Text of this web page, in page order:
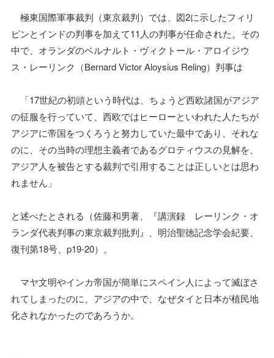
極東国際軍事裁判（東京裁判）では、図2に示したフィリ
ピンとインドの判事を加えて11人の判事が任命された。その
中で、オランダのベルナルト・ヴィクトール・アロイジウ
ス・レーリンク（Bernard Victor Aloysius Reling）判事は
「17世紀の初頭という時代は、ちょうど西欧諸国がアジア
の征服を行っていて、西欧ではヒーローといわれた人たちが
アジアに帝国をつくろうと努力していた最中であり、それな
のに、その当時の理想主義者であるグロティウスの見解を、
アジア人を被告とする裁判で引用することは正しいとは思わ
れません」
と述べたとされる（佐藤和男著、『講演録 レーリンク・オ
ランダ代表判事の東京裁判批判』、明治聖徳記念学会紀要、
復刊第18号、p19-20）。
マヤ文明やインカ帝国が簡単にスペイン人によって滅ぼさ
れてしまったのに、アジアの中で、なぜタイと日本が植民地
化されなかったのであろうか。